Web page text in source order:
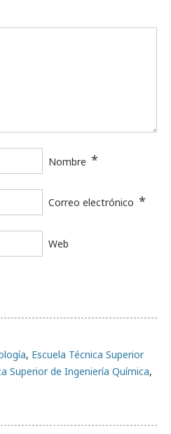
, Escuela Técnica Superior
Superior de Ingeniería Química,
Nombre *
Correo electrónico *
Web